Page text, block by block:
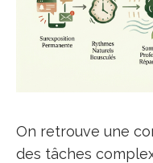
On retrouve une
des tâches